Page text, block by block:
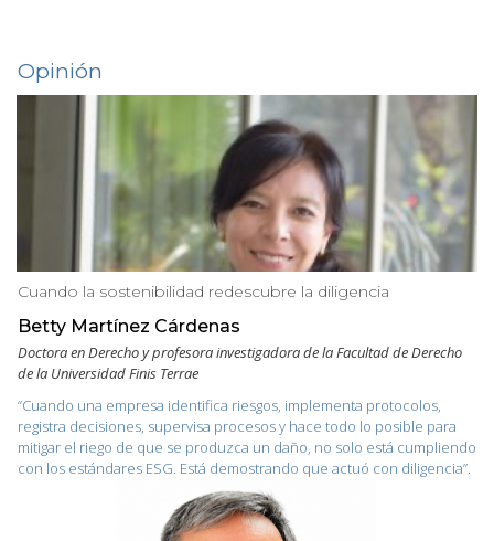
Opinión
Cuando la sostenibilidad redescubre la diligencia
Betty Martínez Cárdenas
Doctora en Derecho y profesora investigadora de la Facultad de Derecho
de la Universidad Finis Terrae
“Cuando una empresa identifica riesgos, implementa protocolos,
registra decisiones, supervisa procesos y hace todo lo posible para
mitigar el riego de que se produzca un daño, no solo está cumpliendo
con los estándares ESG. Está demostrando que actuó con diligencia”.